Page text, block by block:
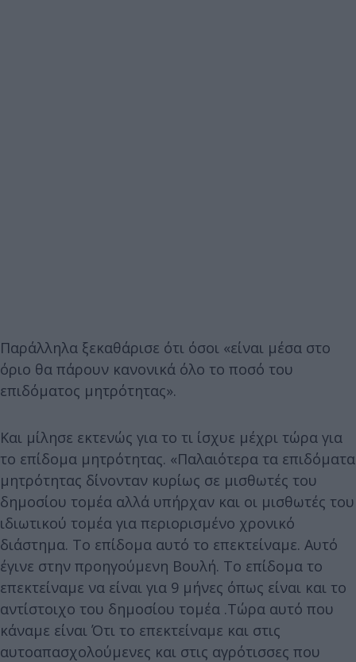
Παράλληλα ξεκαθάρισε ότι όσοι «είναι μέσα στο
όριο θα πάρουν κανονικά όλο το ποσό του
επιδόματος μητρότητας».
Και μίλησε εκτενώς για το τι ίσχυε μέχρι τώρα για
το επίδομα μητρότητας. «Παλαιότερα τα επιδόματα
μητρότητας δίνονταν κυρίως σε μισθωτές του
δημοσίου τομέα αλλά υπήρχαν και οι μισθωτές του
ιδιωτικού τομέα για περιορισμένο χρονικό
διάστημα. Το επίδομα αυτό το επεκτείναμε. Αυτό
έγινε στην προηγούμενη Βουλή. Το επίδομα το
επεκτείναμε να είναι για 9 μήνες όπως είναι και το
αντίστοιχο του δημοσίου τομέα .Τώρα αυτό που
κάναμε είναι Ότι το επεκτείναμε και στις
αυτοαπασχολούμενες και στις αγρότισσες που